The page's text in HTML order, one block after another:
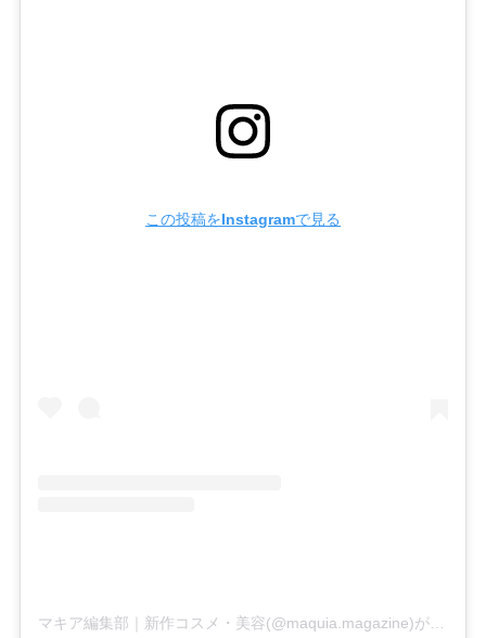
この投稿をInstagramで見る